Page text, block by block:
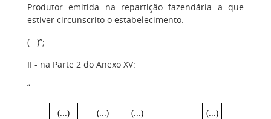
Produtor emitida na repartição fazendária a que
estiver circunscrito o estabelecimento.
(...)”;
II - na Parte 2 do Anexo XV:
“
(...) (...) (...) (...)